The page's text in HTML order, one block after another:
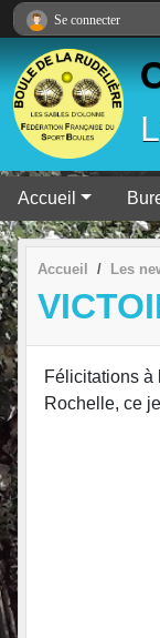
Accueil
Accueil Les
Félicitations à
Rochelle, ce
Se connecter
Panneau de